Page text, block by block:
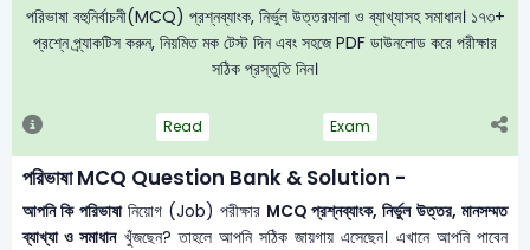
পরিভাষা বহুনির্বাচনী(MCQ) প্রশ্নব্যাংক, নির্ভুল উত্তরমালা ও ব্যাখ্যাসহ সমাধান। ১৭৩+
প্রশ্নে প্র্যাকটিস করুন, নিয়মিত মক টেস্ট দিন এবং সহজে PDF ডাউনলোড করে পরীক্ষার
সঠিক প্রস্তুতি নিন।
Read Exam
পরিভাষা MCQ Question Bank & Solution -
আপনি কি পরিভাষানিয়োগ (Job) পরীক্ষার MCQ প্রশ্নব্যাংক, নির্ভুল উত্তর, মানসম্মত
ব্যাখ্যা ও সমাধানখুঁজছেন? তাহলে আপনি সঠিক জায়গায় এসেছেন। এখানে আপনি পাবেন